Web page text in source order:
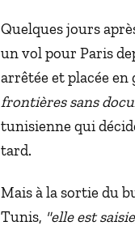
Quelques jours
un vol pour Paris
arrêtée et placée
frontières sans
tunisienne qui
tard.
Mais à la sortie du
Tunis, "elle est